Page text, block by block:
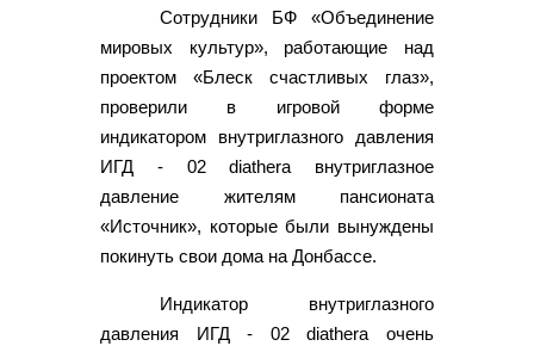
Сотрудники БФ «Объединение
мировых культур», работающие над
проектом «Блеск счастливых глаз»,
проверили в игровой форме
индикатором внутриглазного давления
ИГД - 02 diathera внутриглазное
давление жителям пансионата
«Источник», которые были вынуждены
покинуть свои дома на Донбассе.
Индикатор внутриглазного
давления ИГД - 02 diathera очень